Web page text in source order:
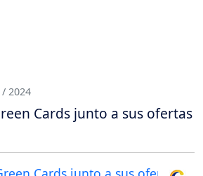
/ 2024
Cards junto a sus ofertas